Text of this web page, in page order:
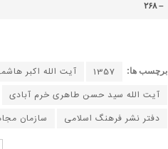
– ۲۶۸
برچسب ها: 1357 آیت الله اکبر
آیت الله سید حسن طاهری خرم‌ آبادی
دفتر نشر فرهنگ اسلامی
سازمان